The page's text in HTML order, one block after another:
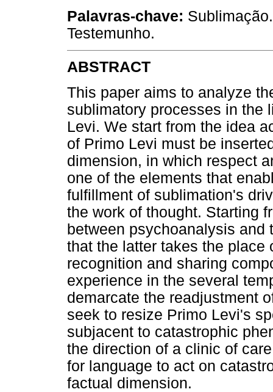
Palavras-chave:
Testemunho.
ABSTRACT
This paper aims to analyze
sublimatory processes in the
Levi. We start from the idea
of Primo Levi must be
dimension, in which respect
one of the elements that
fulfillment of sublimation's
the work of thought. Starting
between psychoanalysis and
that the latter takes the place
recognition and sharing
experience in the several
demarcate the readjustment
seek to resize Primo Levi's
subjacent to catastrophic
the direction of a clinic of
for language to act on
factual dimension.